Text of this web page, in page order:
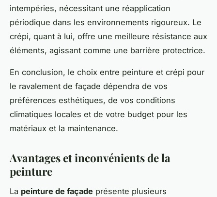
intempéries, nécessitant une réapplication
périodique dans les environnements rigoureux. Le
crépi, quant à lui, offre une meilleure résistance aux
éléments, agissant comme une barrière protectrice.
En conclusion, le choix entre peinture et crépi pour
le ravalement de façade dépendra de vos
préférences esthétiques, de vos conditions
climatiques locales et de votre budget pour les
matériaux et la maintenance.
Avantages et inconvénients de la
peinture
La peinture de façade présente plusieurs